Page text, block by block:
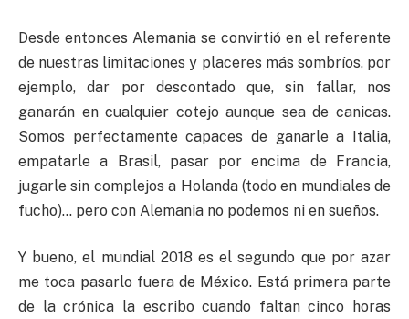
Desde entonces Alemania se convirtió en el referente
de nuestras limitaciones y placeres más sombríos, por
ejemplo, dar por descontado que, sin fallar, nos
ganarán en cualquier cotejo aunque sea de canicas.
Somos perfectamente capaces de ganarle a Italia,
empatarle a Brasil, pasar por encima de Francia,
jugarle sin complejos a Holanda (todo en mundiales de
fucho)… pero con Alemania no podemos ni en sueños.
Y bueno, el mundial 2018 es el segundo que por azar
me toca pasarlo fuera de México. Está primera parte
de la crónica la escribo cuando faltan cinco horas